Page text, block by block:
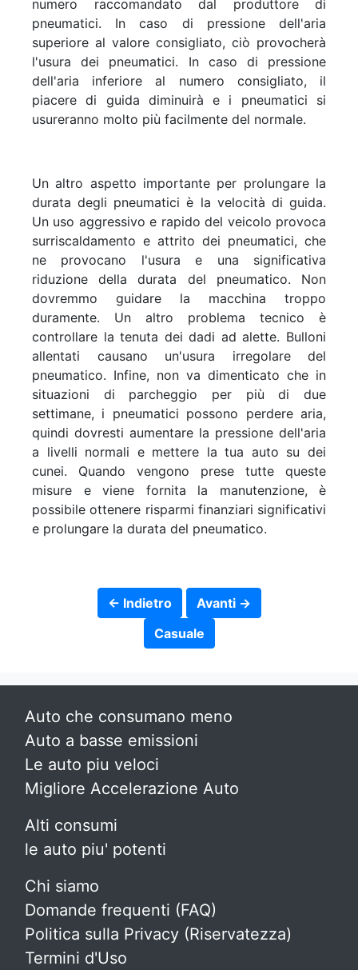
numero raccomandato dal produttore di
pneumatici. In caso di pressione dell'aria
superiore al valore consigliato, ciò provocherà
l'usura dei pneumatici. In caso di pressione
dell'aria inferiore al numero consigliato, il
piacere di guida diminuirà e i pneumatici si
usureranno molto più facilmente del normale.
Un altro aspetto importante per prolungare la
durata degli pneumatici è la velocità di guida.
Un uso aggressivo e rapido del veicolo provoca
surriscaldamento e attrito dei pneumatici, che
ne provocano l'usura e una significativa
riduzione della durata del pneumatico. Non
dovremmo guidare la macchina troppo
duramente. Un altro problema tecnico è
controllare la tenuta dei dadi ad alette. Bulloni
allentati causano un'usura irregolare del
pneumatico. Infine, non va dimenticato che in
situazioni di parcheggio per più di due
settimane, i pneumatici possono perdere aria,
quindi dovresti aumentare la pressione dell'aria
a livelli normali e mettere la tua auto su dei
cunei. Quando vengono prese tutte queste
misure e viene fornita la manutenzione, è
possibile ottenere risparmi finanziari significativi
e prolungare la durata del pneumatico.
← Indietro
Avanti →
Casuale
Auto che consumano meno
Auto a basse emissioni
Le auto piu veloci
Migliore Accelerazione Auto
Alti consumi
le auto piu' potenti
Chi siamo
Domande frequenti (FAQ)
Politica sulla Privacy (Riservatezza)
Termini d'Uso